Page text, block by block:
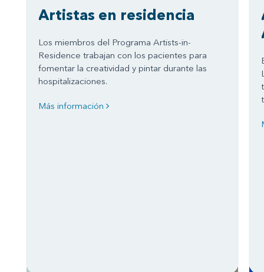
Artistas en residencia
Los miembros del Programa Artists-in-
Residence trabajan con los pacientes para
fomentar la creatividad y pintar durante las
hospitalizaciones.
Más información